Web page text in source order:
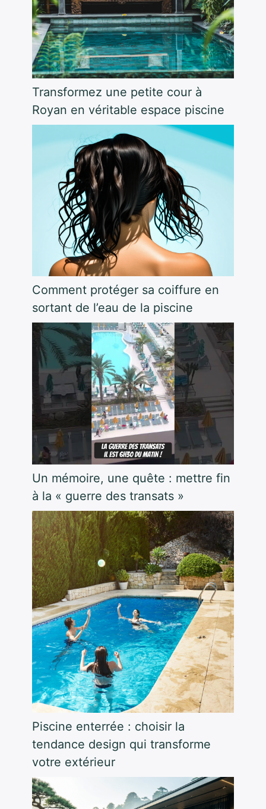
Transformez une petite cour à
Royan en véritable espace piscine
Comment protéger sa coiffure en
sortant de l’eau de la piscine
Un mémoire, une quête : mettre fin
à la « guerre des transats »
Piscine enterrée : choisir la
tendance design qui transforme
votre extérieur